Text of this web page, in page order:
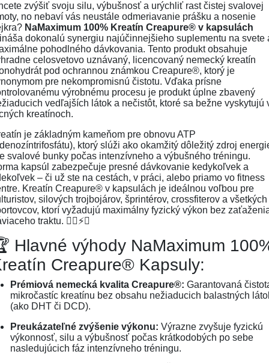
zvýšiť svoju silu, výbušnosť a urýchliť rast čistej svalovej
no nebaví vás neustále odmeriavanie prášku a nosenie
NaMaximum 100% Kreatín Creapure® v kapsulách
dokonalú synergiu najúčinnejšieho suplementu na svete
pohodlného dávkovania. Tento produkt obsahuje
celosvetovo uznávaný, licencovaný nemecký kreatín
pod ochrannou známkou Creapure®, ktorý je
pre nekompromisnú čistotu. Vďaka prísne
výrobnému procesu je produkt úplne zbavený
vedľajších látok a nečistôt, ktoré sa bežne vyskytujú
kreatínoch.
je základným kameňom pre obnovu ATP
ktorý slúži ako okamžitý dôležitý zdroj
svalové bunky počas intenzívneho a výbušného tréningu.
kapsúl zabezpečuje presné dávkovanie kedykoľvek a
– či už ste na cestách, v práci, alebo priamo vo fitness
Kreatín Creapure® v kapsulách je ideálnou voľbou pre
silových trojbojárov, šprintérov, crossfiterov a všetkých
ktorí vyžadujú maximálny fyzický výkon bez
traktu. 🏋️‍♂️⚡💊
Hlavné výhody NaMaximum
Creapure® Kapsuly:
Prémiová nemecká kvalita Creapure®: Garantovaná
mikročastíc kreatínu bez obsahu nežiaducich balastných
(ako DHT či DCD).
Preukázateľné zvýšenie výkonu: Výrazne zvyšuje fyzickú
výkonnosť, silu a výbušnosť počas krátkodobých po sebe
nasledujúcich fáz intenzívneho tréningu.